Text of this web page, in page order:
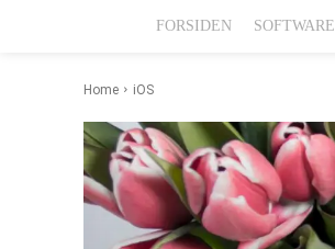
FORSIDEN SOFTWARE
Home iOS